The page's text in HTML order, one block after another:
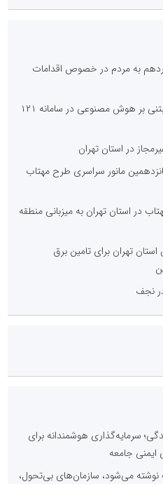
به مردم در خصوص اقدامات
رونمایی از پاسخگویی هوشمند مبتنی بر هوش مصنوعی در سامانه ۱۲۱
در پانزدهمین مانور سراسری طرح مهتاب
در استان تهران به میزبانی منطقه
تهران برای تامین برق
نجف
سرمایه‌گذاری هوشمندانه برای
جامعه
نوشته می‌شود، سازمان‌های بی‌تحول،